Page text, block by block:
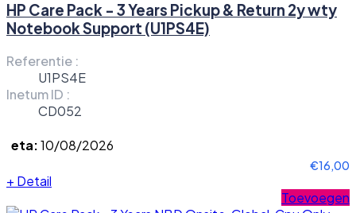
HP Care Pack - 3 Years Pickup & Return 2y wty
Notebook Support (U1PS4E)
Referentie :
U1PS4E
Inetum ID :
CD052
eta:10/08/2026
€16,00
+ Detail
Toevoegen